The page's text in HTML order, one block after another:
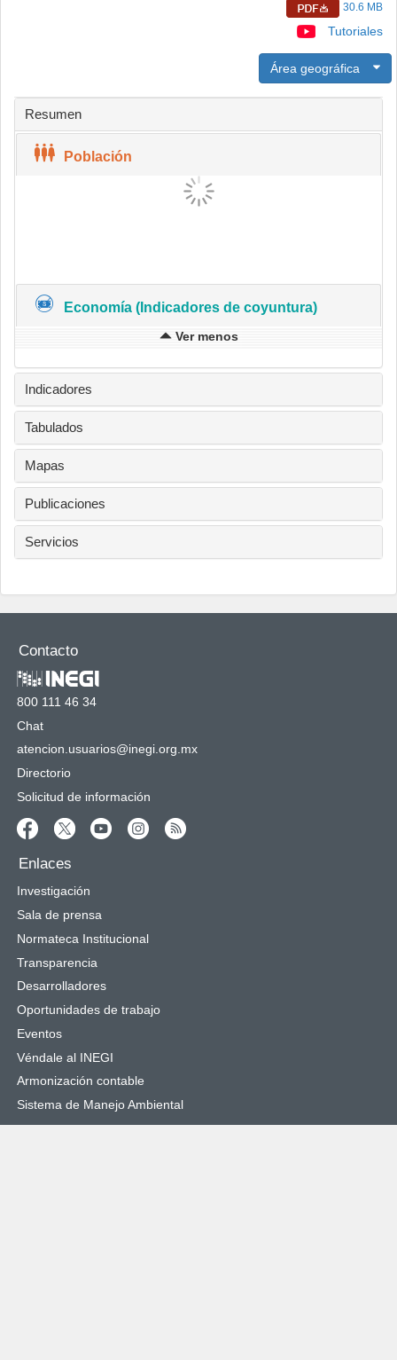
30.6 MB
Tutoriales
Área geográfica
Resumen
Población
Economía (Indicadores de coyuntura)
Ver menos
Indicadores
Tabulados
Mapas
Publicaciones
Servicios
Contacto
800 111 46 34
Chat
atencion.usuarios@inegi.org.mx
Directorio
Solicitud de información
Enlaces
Investigación
Sala de prensa
Normateca Institucional
Transparencia
Desarrolladores
Oportunidades de trabajo
Eventos
Véndale al INEGI
Armonización contable
Sistema de Manejo Ambiental